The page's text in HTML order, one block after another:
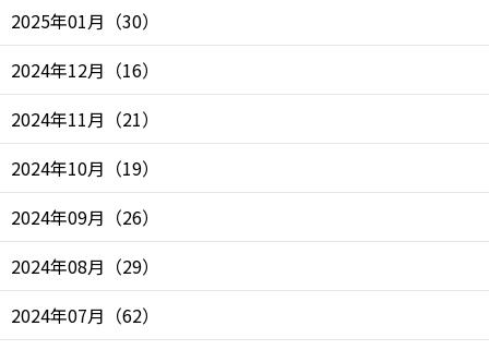
2025年01月 （30）
2024年12月 （16）
2024年11月 （21）
2024年10月 （19）
2024年09月 （26）
2024年08月 （29）
2024年07月 （62）